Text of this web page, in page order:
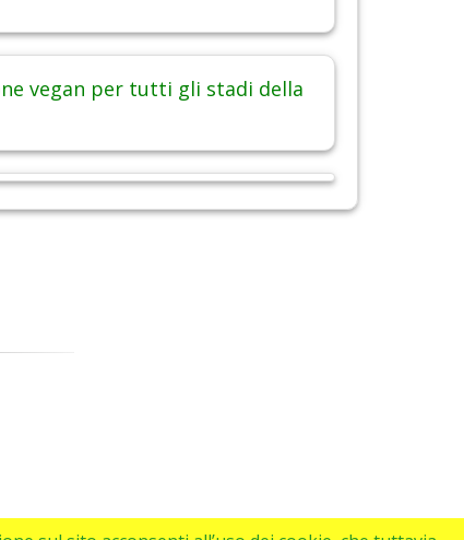
vegan per tutti gli stadi della